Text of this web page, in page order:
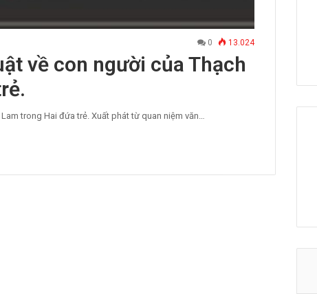
0 13.024
về con người của Thạch
trong Hai đứa trẻ. Xuất phát từ quan niệm văn…